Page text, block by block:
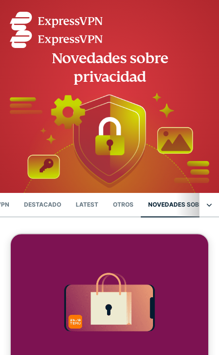
Novedades sobre
privacidad
DESTACADO LATEST OTROS NOVEDADES SOBRE
Libertad digital
ExpressVPN for Teams (Beta)
Noticias ExpressVPN